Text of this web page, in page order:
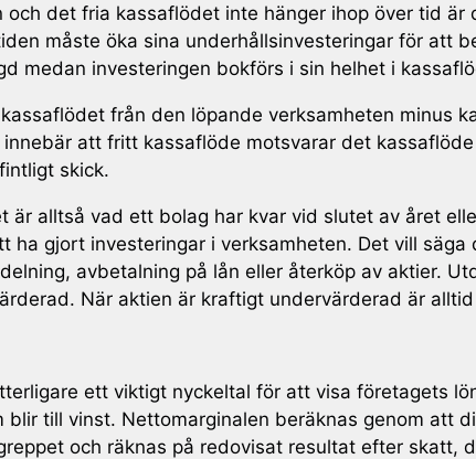
och det fria kassaflödet inte hänger ihop över tid
måste öka sina underhållsinvesteringar för att
medan investeringen bokförs i sin helhet i
från den löpande verksamheten minus
att fritt kassaflöde motsvarar det
skick.
är alltså vad ett bolag har kvar vid slutet av året
ha gjort investeringar i verksamheten. Det vill
avbetalning på lån eller återköp av aktier.
När aktien är kraftigt undervärderad är
ett viktigt nyckeltal för att visa företagets
blir till vinst. Nettomarginalen beräknas genom att
och räknas på redovisat resultat efter skatt,